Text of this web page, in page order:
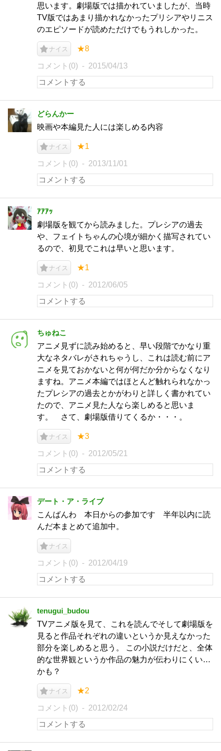
思います。劇場版では描かれていましたが、当時
TV版ではあまり描かれなかったプリシアやリニス
のエピソードが読めただけでもうれしかった。
ナイス ★8
コメント(0) 2015/04/13
どらんかー
映画や本編見た人には楽しめる内容
ナイス ★1
コメント(0) 2013/11/01
ｱｱｱｯ
劇場版を観てから読みました。プレシアの過去
や、フェイトちゃんの心境が細かく描写されてい
るので、初見でこれは早いと思います。
ナイス ★1
コメント(0) 2012/06/05
ちゅねこ
アニメ見ずに読み始めると、早い段階でかなり重
大なネタバレがされちゃうし、これは読む前にア
ニメを見ておかないと何が何だか分からなくなり
ますね。アニメ本編ではほとんど触れられなかっ
たプレシアの過去とかがわりと詳しく書かれてい
たので、アニメ見た人なら楽しめると思いま
す。 さて、劇場版借りてくるか・・・。
ナイス ★3
コメント(0) 2012/05/21
デート・ア・ライブ
こんばんわ 本日からの参加です 半年以内に読
んだ本まとめて追加中。
ナイス
コメント(0) 2012/04/19
tenugui_budou
TVアニメ版を見て、これを読んでそして劇場版を
見ると作品それぞれの違いというか見えなかった
部分を楽しめると思う。 この小説だけだと、全体
的な世界観というか作品の魅力が伝わりにくい…
かも？
ナイス ★2
コメント(0) 2012/02/24